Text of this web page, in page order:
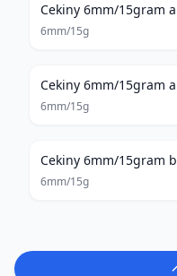
Cekiny 6mm/15gram
6mm/15g
Cekiny 6mm/15gram
6mm/15g
Cekiny 6mm/15gram
6mm/15g